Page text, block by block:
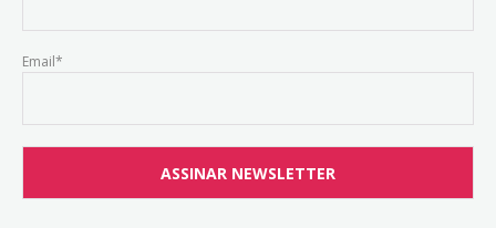
Email*